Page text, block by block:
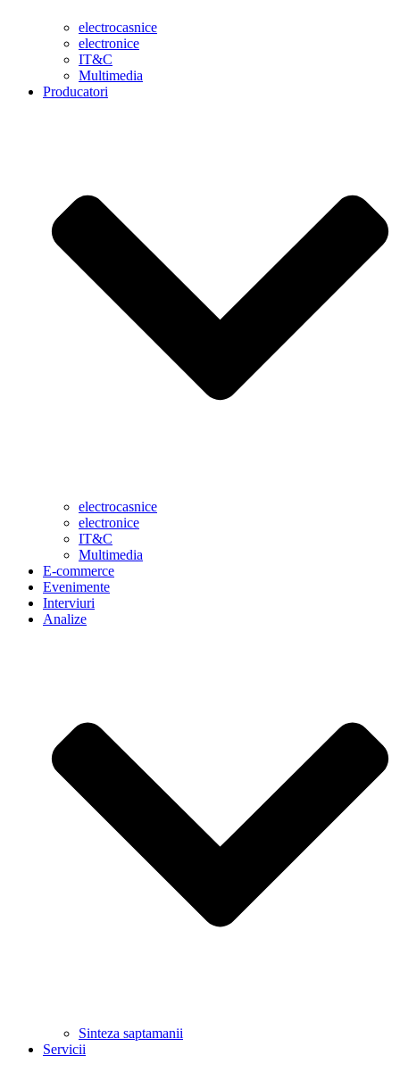
electrocasnice
electronice
IT&C
Multimedia
Producatori
electrocasnice
electronice
IT&C
Multimedia
E-commerce
Evenimente
Interviuri
Analize
Sinteza saptamanii
Servicii